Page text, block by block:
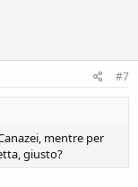
#7
mentre per
giusto?